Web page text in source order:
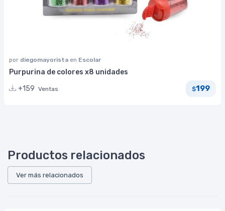
por diegomayorista en Escolar
Purpurina de colores x8 unidades
+159 Ventas $199
Productos relacionados
Ver más relacionados